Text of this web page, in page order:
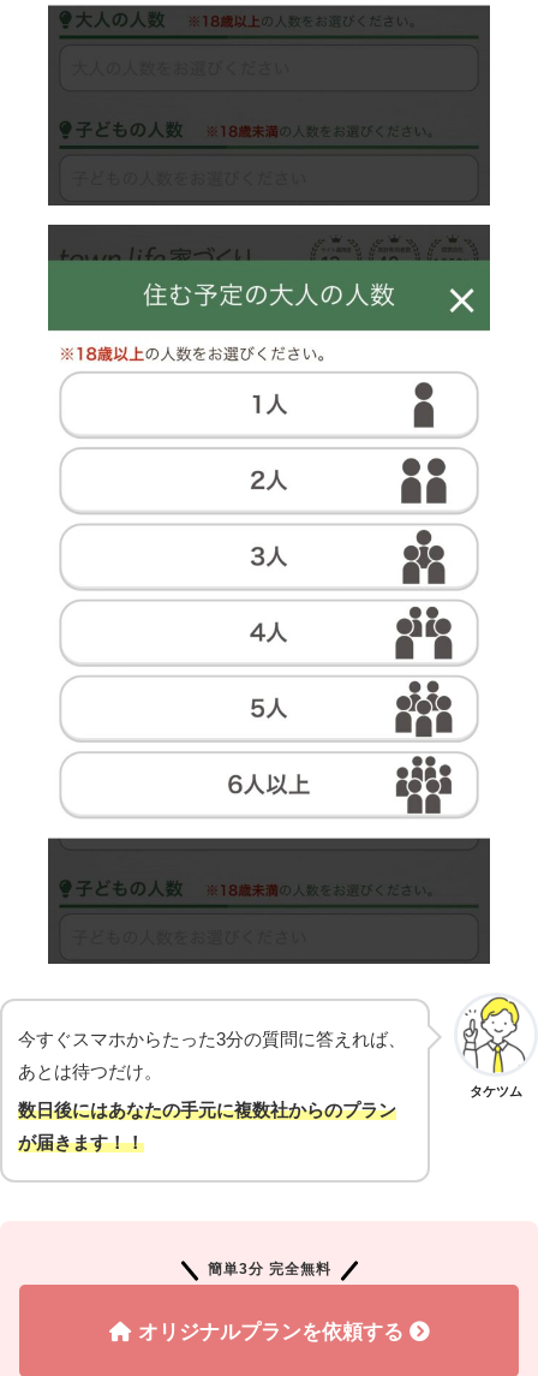
タケツム
今すぐスマホからたった3分の質問に答えれば、
あとは待つだけ。
数日後にはあなたの手元に複数社からのプラン
が届きます！！
簡単3分 完全無料
オリジナルプランを依頼する